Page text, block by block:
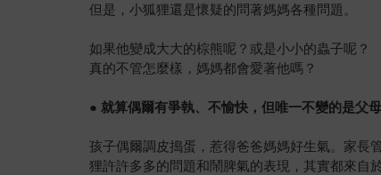
但是，小狐狸還是懷疑的問著媽媽各種問題。
如果他變成大大的棕熊呢？或是小小的蟲子呢？
真的不管怎麼樣，媽媽都會愛著他嗎？
● 就算偶爾有爭執、不愉快，但唯一不變的是父
孩子偶爾調皮搗蛋，惹得爸爸媽媽好生氣。家長
狸許許多多的問題和鬧脾氣的表現，其實都來自